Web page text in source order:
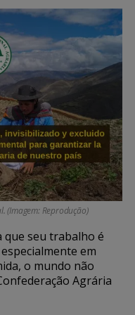
(Imagem: Reprodução)
seu trabalho é
em
o mundo não
Agrária